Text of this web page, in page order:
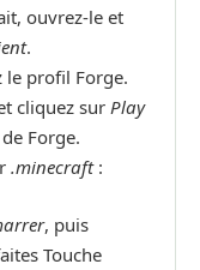
ouvrez-le et
.
le profil Forge.
cliquez sur Play
Forge.
.minecraft:
, puis
Touche